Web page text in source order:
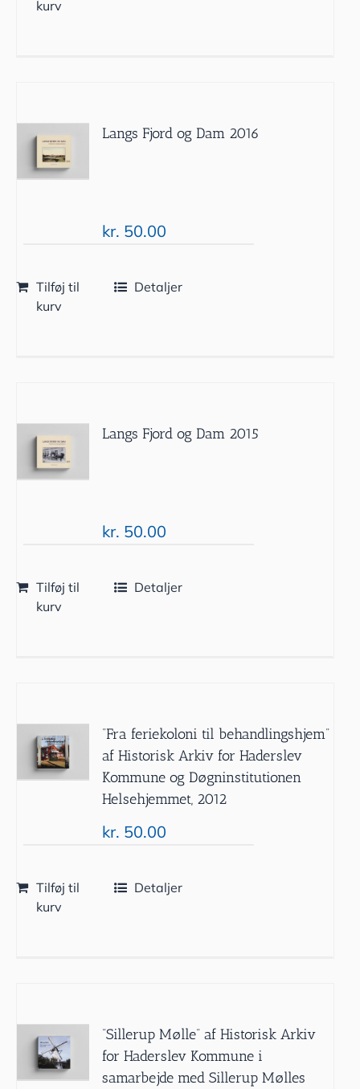
kurv
Langs Fjord og Dam 2016
kr. 50.00
Tilføj til
kurv
Detaljer
Langs Fjord og Dam 2015
kr. 50.00
Tilføj til
kurv
Detaljer
”Fra feriekoloni til behandlingshjem”
af Historisk Arkiv for Haderslev
Kommune og Døgninstitutionen
Helsehjemmet, 2012
kr. 50.00
Tilføj til
kurv
Detaljer
”Sillerup Mølle” af Historisk Arkiv
for Haderslev Kommune i
samarbejde med Sillerup Mølles